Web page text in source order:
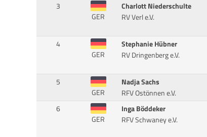
3
GER
Charlott Niederschulte
RV Verl e.V.
4
GER
Stephanie Hübner
RV Dringenberg e.V.
5
GER
Nadja Sachs
RFV Ostönnen e.V.
6
GER
Inga Böddeker
RFV Schwaney e.V.